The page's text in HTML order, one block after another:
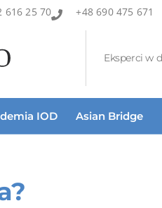
616 25 70 +48 690 475 671
Eksperci w
IOD Asian Bridge